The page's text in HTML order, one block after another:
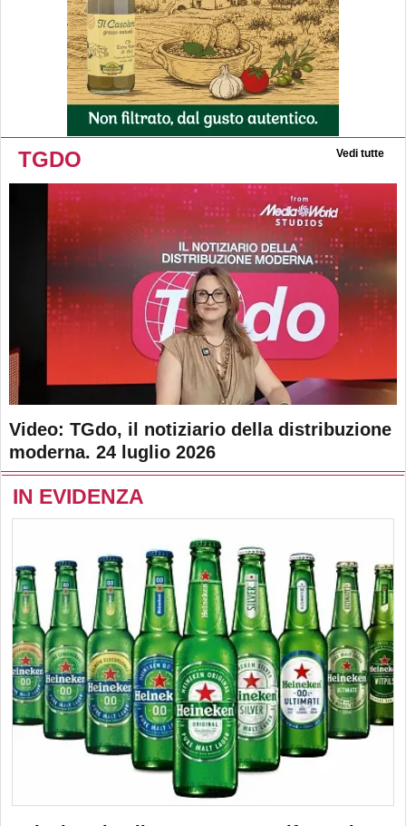
TGDO Vedi tutte
Video: TGdo, il notiziario della distribuzione
moderna. 24 luglio 2026
IN EVIDENZA